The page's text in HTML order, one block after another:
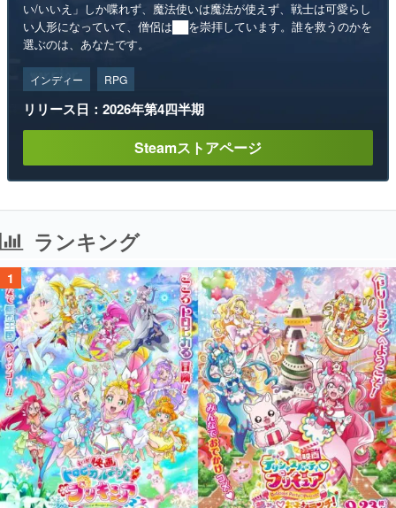
い/いいえ」しか喋れず、魔法使いは魔法が使えず、戦士は可愛らし
い人形になっていて、僧侶は██を崇拝しています。誰を救うのかを
選ぶのは、あなたです。
インディー RPG
リリース日：2026年第4四半期
Steamストアページ
ランキング
1